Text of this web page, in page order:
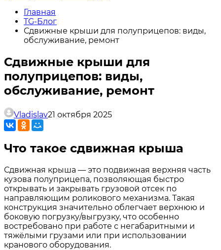
Главная
TG-Блог
Сдвижные крыши для полуприцепов: виды,
обслуживание, ремонт
Сдвижные крыши для
полуприцепов: виды,
обслуживание, ремонт
Vladislav21 октября 2025
Что такое сдвижная крыша
Сдвижная крыша — это подвижная верхняя часть
кузова полуприцепа, позволяющая быстро
открывать и закрывать грузовой отсек по
направляющим роликового механизма. Такая
конструкция значительно облегчает верхнюю и
боковую погрузку/выгрузку, что особенно
востребовано при работе с негабаритными и
тяжёлыми грузами или при использовании
кранового оборудования.